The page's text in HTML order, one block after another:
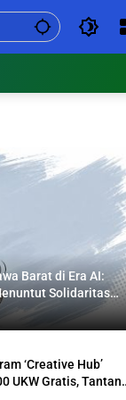
Barat di Era AI:
Solidaritas
‘Creative Hub’
UKW Gratis, Tantan